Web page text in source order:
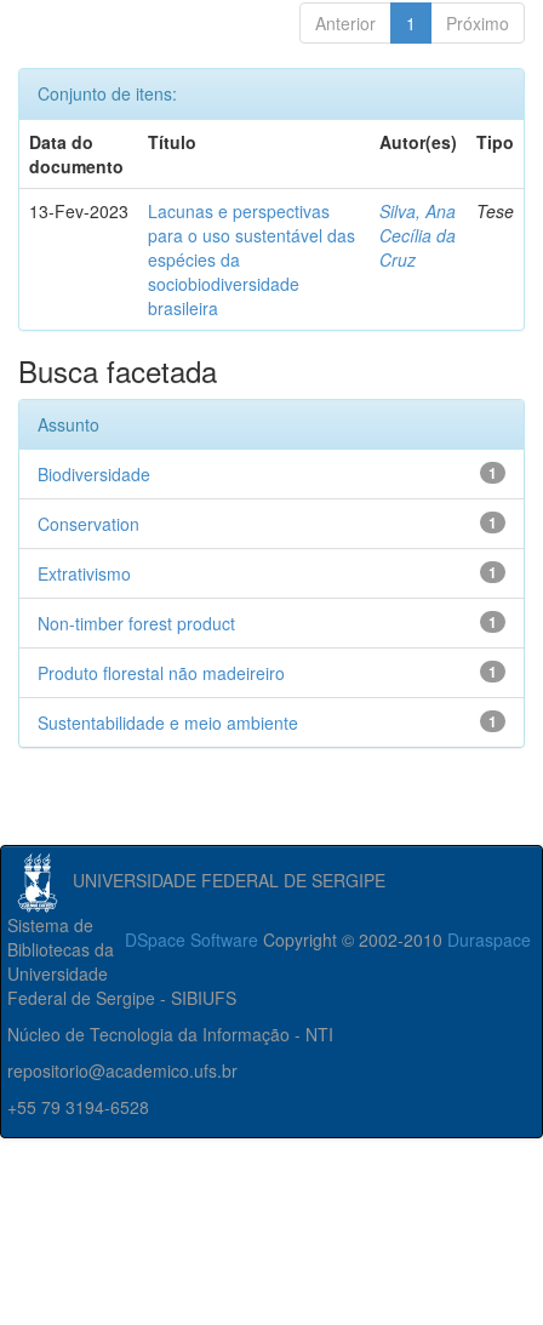
Anterior 1 Próximo
Conjunto de itens:
Data do
documento
Título Autor(es) Tipo
13-Fev-2023
Lacunas e perspectivas
para o uso sustentável das
espécies da
sociobiodiversidade
brasileira
Silva, Ana
Cecília da
Cruz
Tese
Busca facetada
Assunto
1
Biodiversidade
1
Conservation
1
Extrativismo
1
Non-timber forest product
1
Produto florestal não madeireiro
1
Sustentabilidade e meio ambiente
UNIVERSIDADE FEDERAL DE SERGIPE
DSpace Software Copyright © 2002-2010 Duraspace
Sistema de
Bibliotecas da
Universidade
Federal de Sergipe - SIBIUFS
Núcleo de Tecnologia da Informação - NTI
repositorio@academico.ufs.br
+55 79 3194-6528